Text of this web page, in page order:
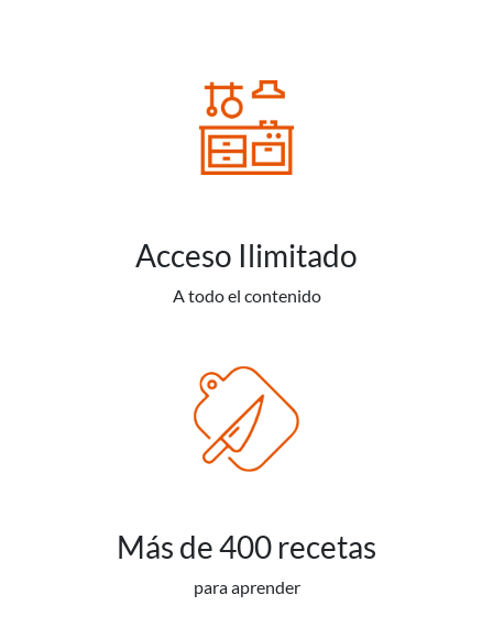
Acceso Ilimitado
A todo el contenido
Más de 400 recetas
para aprender